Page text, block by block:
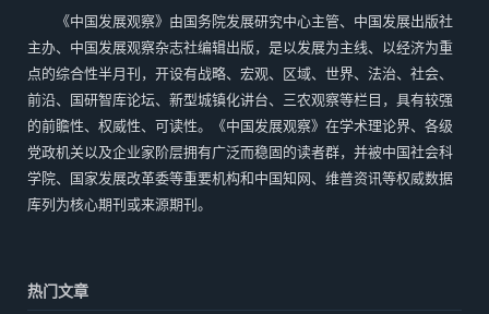
《中国发展观察》由国务院发展研究中心主管、中国发展出版社
主办、中国发展观察杂志社编辑出版，是以发展为主线、以经济为重
点的综合性半月刊，开设有战略、宏观、区域、世界、法治、社会、
前沿、国研智库论坛、新型城镇化讲台、三农观察等栏目，具有较强
的前瞻性、权威性、可读性。《中国发展观察》在学术理论界、各级
党政机关以及企业家阶层拥有广泛而稳固的读者群，并被中国社会科
学院、国家发展改革委等重要机构和中国知网、维普资讯等权威数据
库列为核心期刊或来源期刊。
热门文章